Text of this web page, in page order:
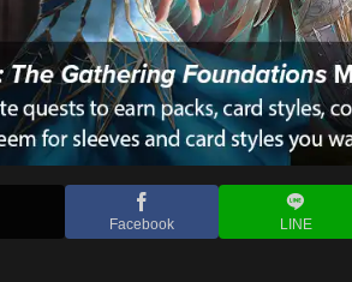
Facebook LINE